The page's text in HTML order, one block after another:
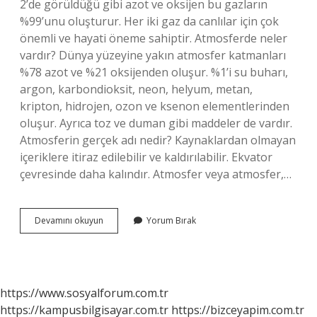
2’de görüldüğü gibi azot ve oksijen bu gazların
%99’unu oluşturur. Her iki gaz da canlılar için çok
önemli ve hayati öneme sahiptir. Atmosferde neler
vardır? Dünya yüzeyine yakın atmosfer katmanları
%78 azot ve %21 oksijenden oluşur. %1’i su buharı,
argon, karbondioksit, neon, helyum, metan,
kripton, hidrojen, ozon ve ksenon elementlerinden
oluşur. Ayrıca toz ve duman gibi maddeler de vardır.
Atmosferin gerçek adı nedir? Kaynaklardan olmayan
içeriklere itiraz edilebilir ve kaldırılabilir. Ekvator
çevresinde daha kalındır. Atmosfer veya atmosfer,…
Devamını okuyun Atmosferin
Içinde
Yorum Bırak
https://www.sosyalforum.com.tr
https://kampusbilgisayar.com.tr https://bizceyapim.com.tr